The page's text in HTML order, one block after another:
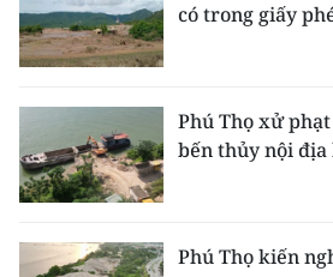
KINH TẾ
XÃ HỘI
PHÁP LUẬT
DU LỊCH
có trong giấy
Phú Thọ xử
bến thủy nội địa
Phú Thọ kiến